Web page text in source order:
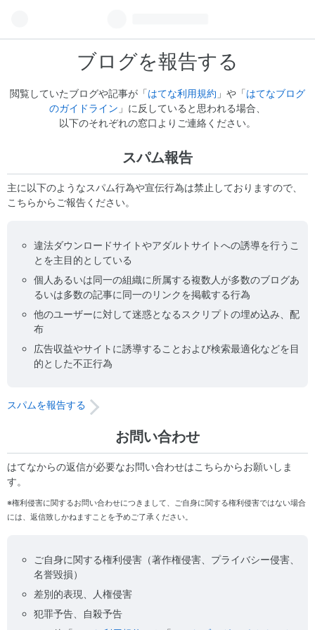
ブログを報告する
閲覧していたブログや記事が「はてな利用規約 」や「はてなブログ
のガイドライン 」に反していると思われる場合、
以下のそれぞれの窓口よりご連絡ください。
スパム報告
主に以下のようなスパム行為や宣伝行為は禁止しておりますので、
こちらからご報告ください。
違法ダウンロードサイトやアダルトサイトへの誘導を行うこ
とを主目的としている
個人あるいは同一の組織に所属する複数人が多数のブログあ
るいは多数の記事に同一のリンクを掲載する行為
他のユーザーに対して迷惑となるスクリプトの埋め込み、配
布
広告収益やサイトに誘導することおよび検索最適化などを目
的とした不正行為
スパムを報告する
お問い合わせ
はてなからの返信が必要なお問い合わせはこちらからお願いしま
す。
※権利侵害に関するお問い合わせにつきまして、ご自身に関する権利侵害ではない場合
には、返信致しかねますことを予めご了承ください。
ご自身に関する権利侵害（著作権侵害、プライバシー侵害、
名誉毀損）
差別的表現、人権侵害
犯罪予告、自殺予告